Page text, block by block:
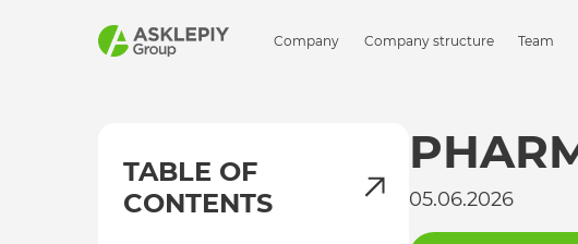
Company Company structure Team
TABLE OF
CONTENTS
05.06.2026